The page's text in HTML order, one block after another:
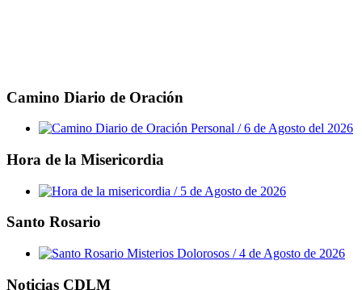
Camino Diario de Oración
Hora de la Misericordia
Santo Rosario
Noticias CDLM